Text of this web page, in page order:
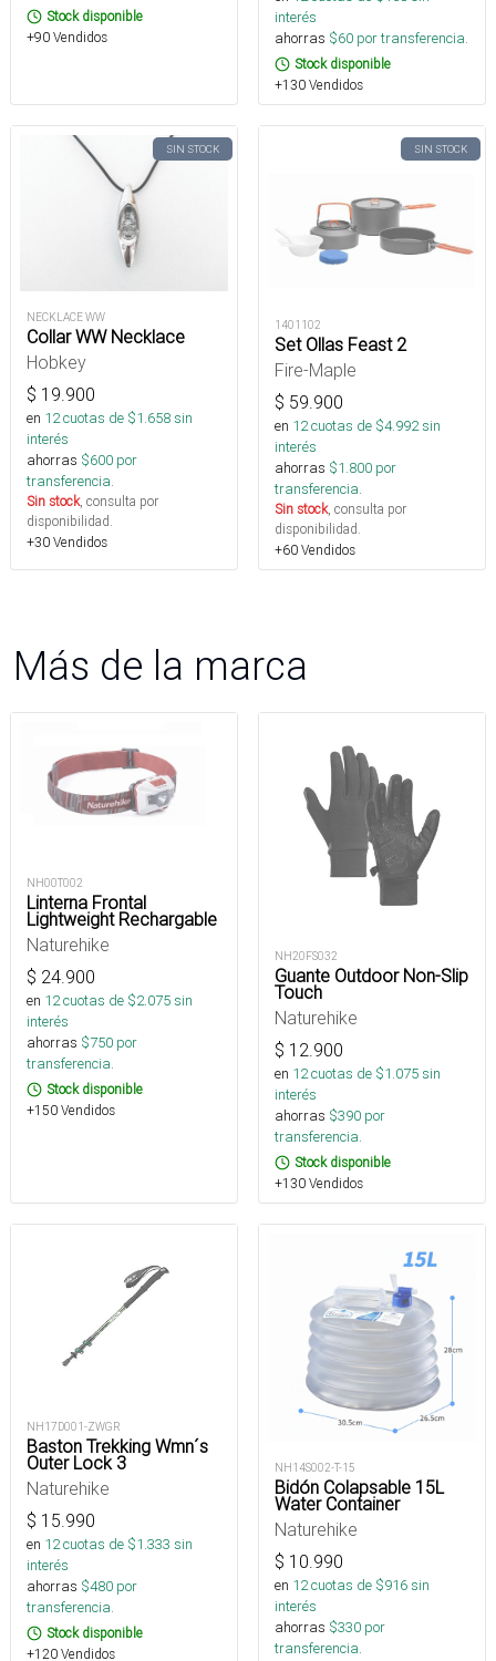
Stock disponible
+90 Vendidos
interés
ahorras $60 por transferencia.
Stock disponible
+130 Vendidos
SIN STOCK
NECKLACE WW
Collar WW Necklace
Hobkey
$ 19.900
en 12cuotas de $1.658sin
interés
ahorras $600 por
transferencia.
Sin stock, consulta por
disponibilidad.
+30 Vendidos
SIN STOCK
1401102
Set Ollas Feast 2
Fire-Maple
$ 59.900
en 12cuotas de $4.992sin
interés
ahorras $1.800 por
transferencia.
Sin stock, consulta por
disponibilidad.
+60 Vendidos
Más de la marca
NH00T002
Linterna Frontal
Lightweight Rechargable
Naturehike
$ 24.900
en 12cuotas de $2.075sin
interés
ahorras $750 por
transferencia.
Stock disponible
+150 Vendidos
NH20FS032
Guante Outdoor Non-Slip
Touch
Naturehike
$ 12.900
en 12cuotas de $1.075sin
interés
ahorras $390 por
transferencia.
Stock disponible
+130 Vendidos
NH17D001-ZWGR
Baston Trekking Wmn´s
Outer Lock 3
Naturehike
$ 15.990
en 12cuotas de $1.333 sin
interés
ahorras $480 por
transferencia.
Stock disponible
+120 Vendidos
NH14S002-T-15
Bidón Colapsable 15L
Water Container
Naturehike
$ 10.990
en 12cuotas de $916sin
interés
ahorras $330 por
transferencia.